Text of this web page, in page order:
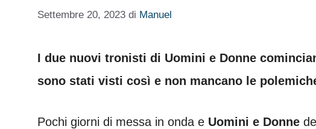
Settembre 20, 2023 di Manuel
I due nuovi tronisti di Uomini e Donne
sono stati visti così e non mancano le
Pochi giorni di messa in onda e Uomini e Donne